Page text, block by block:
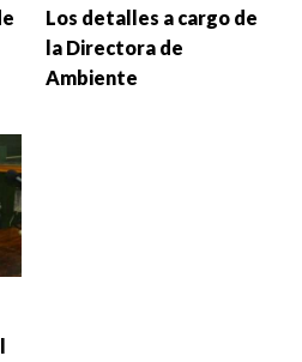
Los detalles a cargo de
la Directora de
Ambiente